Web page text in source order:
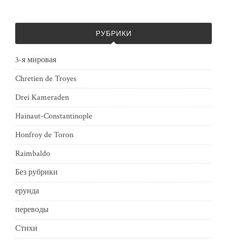
РУБРИКИ
3-я мировая
Chretien de Troyes
Drei Kameraden
Hainaut-Constantinople
Honfroy de Toron
Raimbaldo
Без рубрики
ерунда
переводы
Стихи